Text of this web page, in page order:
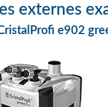
externes
e902